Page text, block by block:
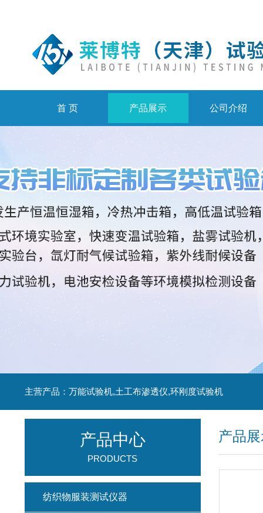
首 页 产品展示 公司介绍
主营产品：万能试验机,土工布渗透仪,环刚度试验机
产品
产品中心
PRODUCTS
纺织物服装测试仪器